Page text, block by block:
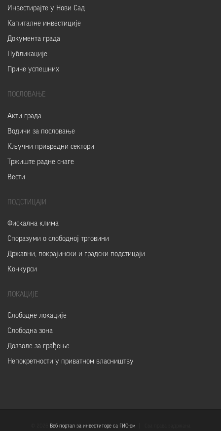
Инвестирајте у Нови Сад
Капиталне инвестиције
Документа града
Публикације
Приче успешних
ПОСЛОВАЊЕ
Акти града
Водичи за пословање
Кључни привредни сектори
Тржиште радне снаге
Вести
ПОДСТИЦАЈИ
Фискална клима
Споразуми о слободној трговини
Државни, покрајински и градски подстицаји
Конкурси
ЛОКАЦИЈЕ
Слободне локације
Слободна зона
Дозволе за грађење
Непокретности у приватном власништву
Веб портал за инвеститоре са ГИС-ом